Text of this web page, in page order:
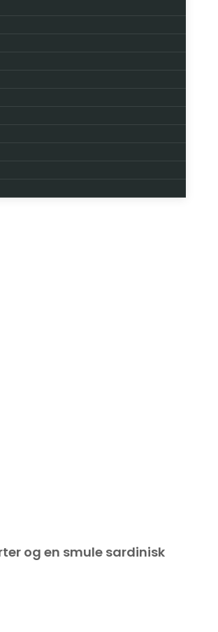
og en smule sardinisk